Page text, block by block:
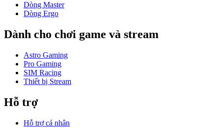
Dòng Master
Dòng Ergo
Dành cho chơi game và stream
Astro Gaming
Pro Gaming
SIM Racing
Thiết bị Stream
Hỗ trợ
Hỗ trợ cá nhân